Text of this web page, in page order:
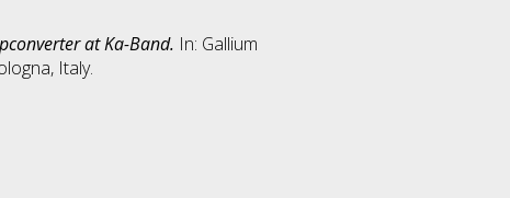
at Ka-Band. In: Gallium
Italy.